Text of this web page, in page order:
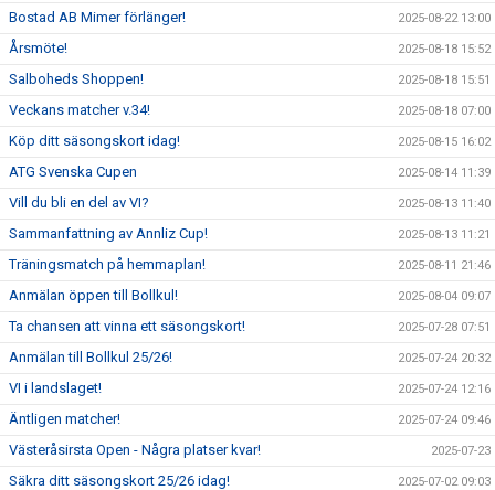
Bostad AB Mimer förlänger! 2025-08-22 13:00
Årsmöte! 2025-08-18 15:52
Salboheds Shoppen! 2025-08-18 15:51
Veckans matcher v.34! 2025-08-18 07:00
Köp ditt säsongskort idag! 2025-08-15 16:02
ATG Svenska Cupen 2025-08-14 11:39
Vill du bli en del av VI? 2025-08-13 11:40
Sammanfattning av Annliz Cup! 2025-08-13 11:21
Träningsmatch på hemmaplan! 2025-08-11 21:46
Anmälan öppen till Bollkul! 2025-08-04 09:07
Ta chansen att vinna ett säsongskort! 2025-07-28 07:51
Anmälan till Bollkul 25/26! 2025-07-24 20:32
VI i landslaget! 2025-07-24 12:16
Äntligen matcher! 2025-07-24 09:46
Västeråsirsta Open - Några platser kvar! 2025-07-23
Säkra ditt säsongskort 25/26 idag! 2025-07-02 09:03